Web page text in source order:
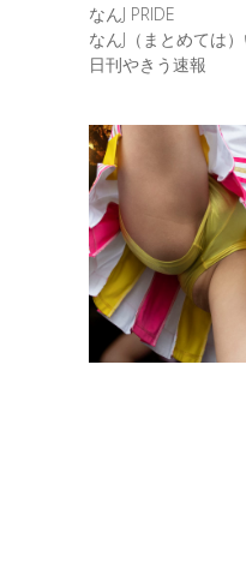
なんJ PRIDE
なんJ（まとめては
日刊やきう速報